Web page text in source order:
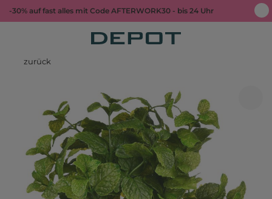
-30% auf fast alles mit Code AFTERWORK30 - bis 24 Uhr
zurück